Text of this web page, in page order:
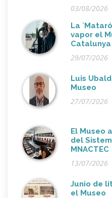
03/08/2026
La
vapor el
Catalunya
29/07/2026
Luis
Museo
27/07/2026
El Museo
del
MNACTEC
13/07/2026
Junio de
el Museo